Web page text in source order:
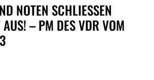
NOTEN SCHLIESSEN S
– PM DES VDR VOM 2